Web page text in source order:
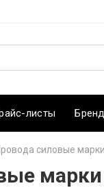
листы
силовые